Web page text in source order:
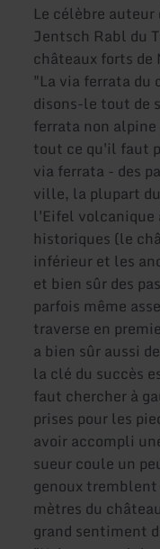
Le célèbre
Jentsch Rabl du
châteaux forts de
"La via ferrata du
disons-le tout de
ferrata non
tout ce qu'il faut
via ferrata - des
ville, la plupart
l'Eifel volcanique
historiques (le
inférieur et les
et bien sûr des
parfois même
traverse en
a bien sûr aussi
la clé du succès
faut chercher à
prises pour les
avoir accompli
sueur coule un
genoux
mètres du
grand sentiment